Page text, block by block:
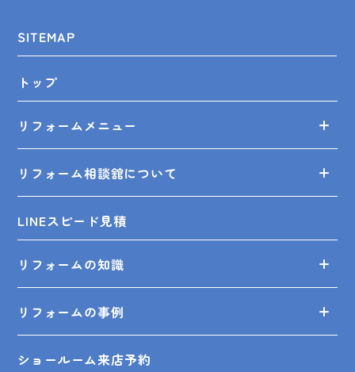
SITEMAP
トップ
リフォームメニュー
リフォーム相談舘について
LINEスピード見積
リフォームの知識
リフォームの事例
ショールーム来店予約